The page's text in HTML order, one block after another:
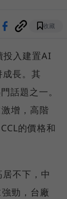
收藏
投入建置AI
長。其
話題之一。
增，高階
的價格和
不下，中
勁，台廠